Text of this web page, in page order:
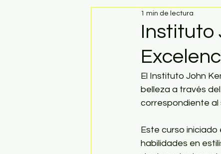
Instituto
1 min de lectura
El Instituto John
belleza a través
correspondiente al
Este curso
habilidades en